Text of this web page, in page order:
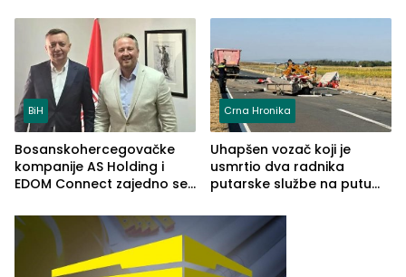
(FOTO)
BiH
Bosanskohercegovačke
kompanije AS Holding i
EDOM Connect zajedno se
Crna Hronika
Uhapšen vozač koji je
usmrtio dva radnika
putarske službe na putu
(FOTO)